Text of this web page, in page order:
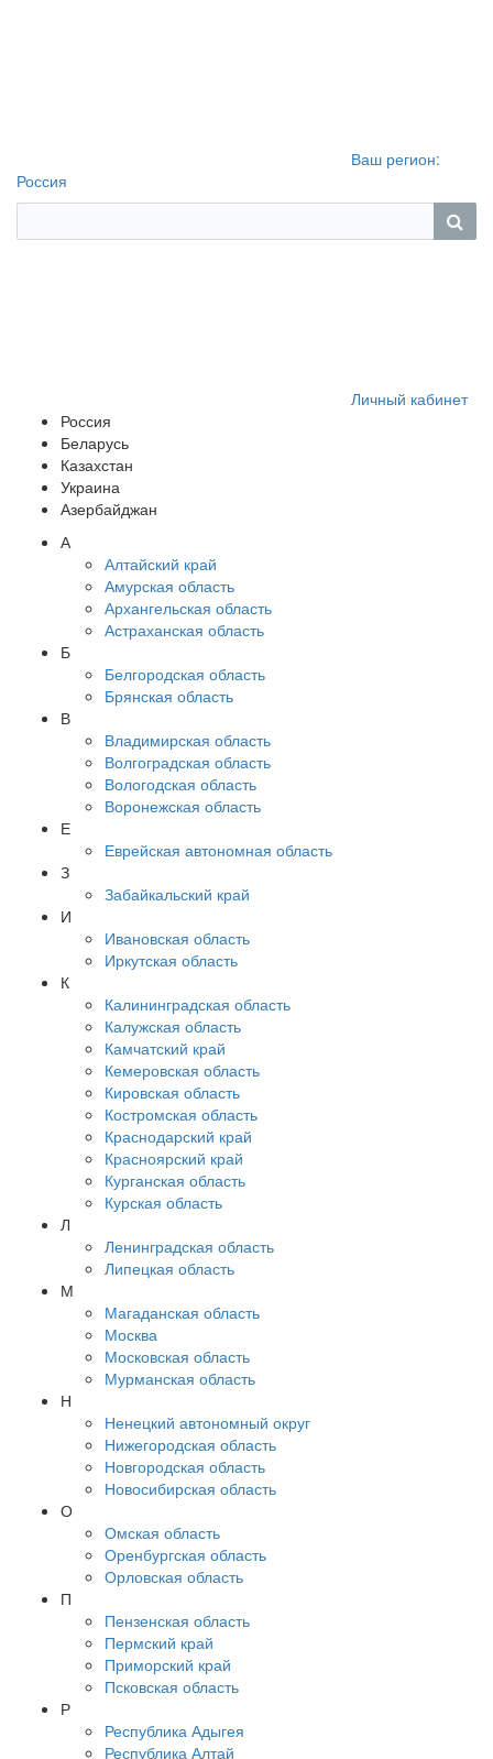
Ваш регион:
Россия
Личный кабинет
Россия
Беларусь
Казахстан
Украина
Азербайджан
А
Алтайский край
Амурская область
Архангельская область
Астраханская область
Б
Белгородская область
Брянская область
В
Владимирская область
Волгоградская область
Вологодская область
Воронежская область
Е
Еврейская автономная область
З
Забайкальский край
И
Ивановская область
Иркутская область
К
Калининградская область
Калужская область
Камчатский край
Кемеровская область
Кировская область
Костромская область
Краснодарский край
Красноярский край
Курганская область
Курская область
Л
Ленинградская область
Липецкая область
М
Магаданская область
Москва
Московская область
Мурманская область
Н
Ненецкий автономный округ
Нижегородская область
Новгородская область
Новосибирская область
О
Омская область
Оренбургская область
Орловская область
П
Пензенская область
Пермский край
Приморский край
Псковская область
Р
Республика Адыгея
Республика Алтай